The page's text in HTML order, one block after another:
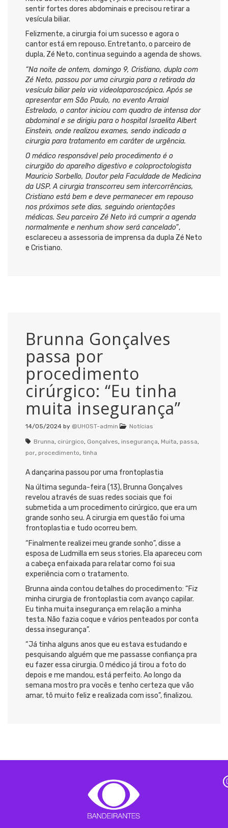
sentir fortes dores abdominais e precisou retirar a
vesícula biliar.
Felizmente, a cirurgia foi um sucesso e agora o
cantor está em repouso. Entretanto, o parceiro de
dupla, Zé Neto, continua seguindo a agenda de shows.
“Na noite de ontem, domingo 9, Cristiano, dupla com
Zé Neto, passou por uma cirurgia para a retirada da
vesícula biliar pela via videolaparoscópica. Após se
apresentar em São Paulo, no evento Arraial
Estrelado, o cantor iniciou com quadro de intensa dor
abdominal e se dirigiu para o hospital Israelita Albert
Einstein, onde realizou exames, sendo indicada a
cirurgia para tratamento em caráter de urgência.
O médico responsável pelo procedimento é o
cirurgião do aparelho digestivo e coloproctologista
Mauricio Sorbello, Doutor pela Faculdade de Medicina
da USP. A cirurgia transcorreu sem intercorrências,
Cristiano está bem e deve permanecer em repouso
nos próximos sete dias, seguindo orientações
médicas. Seu parceiro Zé Neto irá cumprir a agenda
normalmente e nenhum show será cancelado”,
esclareceu a assessoria de imprensa da dupla Zé Neto
e Cristiano.
Brunna Gonçalves
passa por
procedimento
cirúrgico: “Eu tinha
muita insegurança”
14/05/2024 by @UHOST-admin Notícias
Brunna, cirúrgico, Gonçalves, insegurança, Muita, passa,
por, procedimento, tinha
A dançarina passou por uma frontoplastia
Na última segunda-feira (13), Brunna Gonçalves
revelou através de suas redes sociais que foi
submetida a um procedimento cirúrgico, que era um
grande sonho seu. A cirurgia em questão foi uma
frontoplastia e tudo ocorreu bem.
“Finalmente realizei meu grande sonho”, disse a
esposa de Ludmilla em seus stories. Ela apareceu com
a cabeça enfaixada para relatar como foi sua
experiência com o tratamento.
Brunna ainda contou detalhes do procedimento: “Fiz
minha cirurgia de frontoplastia com avanço capilar.
Eu tinha muita insegurança em relação a minha
testa. Não fazia coque e vários penteados por conta
dessa insegurança”.
“Já tinha alguns anos que eu estava estudando e
pesquisando alguém que me passasse confiança pra
eu fazer essa cirurgia. O médico já tirou a foto do
depois e me mandou, está perfeito. Ao longo da
semana mostro pra vocês e tenho certeza que vão
amar, tô muito feliz e realizada com isso”, finalizou.